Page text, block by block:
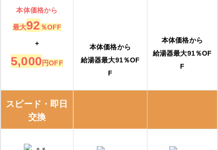
本体価格から
最大92 ％OFF
+
5,000円OFF
本体価格から
給湯器最大91％OF
F
本体価格から
給湯器最大91％OF
F
スピード・即日
交換